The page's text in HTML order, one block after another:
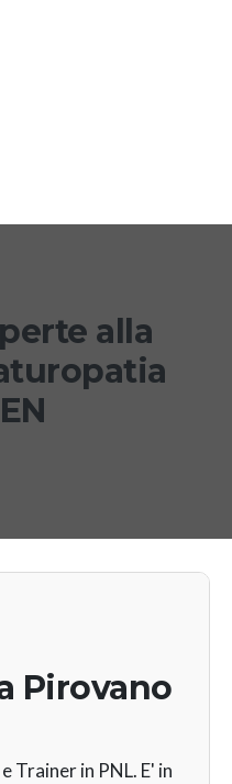
alla
Pirovano
Trainer in PNL. E' in